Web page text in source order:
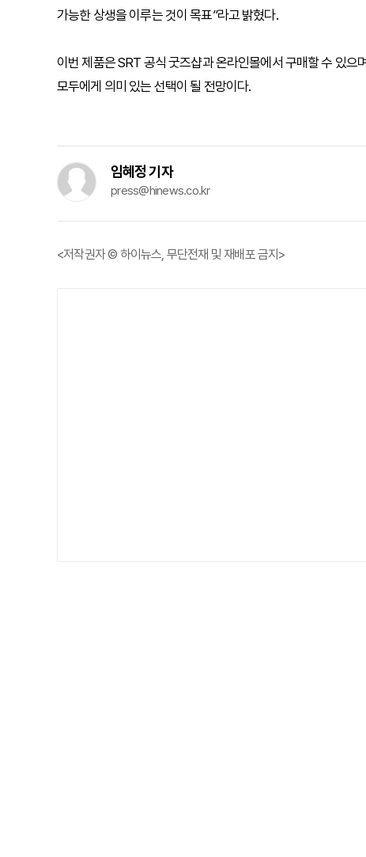
가능한 상생을 이루는 것이 목표”라고 밝혔다.
이번 제품은 SRT 공식 굿즈샵과 온라인몰에서 구매할 수 있
모두에게 의미 있는 선택이 될 전망이다.
임혜정 기자
press@hinews.co.kr
<저작권자 © 하이뉴스, 무단전재 및 재배포 금지>